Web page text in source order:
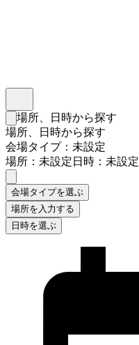
検索フォームを閉じる
場所、日時から探す
場所、日時から探す
会場タイプ：未設定
場所：未設定日時：未設定
会場タイプを選ぶ
場所を入力する
日時を選ぶ